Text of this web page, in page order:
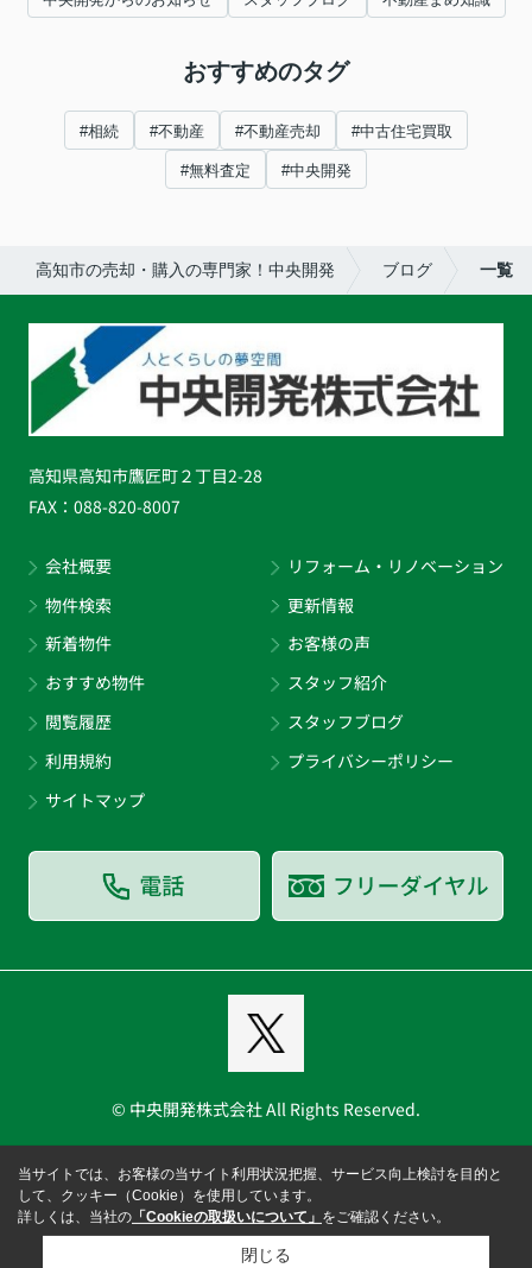
おすすめのタグ
#相続 #不動産 #不動産売却 #中古住宅買取
#無料査定 #中央開発
高知市の売却・購入の専門家！中央開発 ブログ 一覧
高知県高知市鷹匠町２丁目2-28
FAX： 088-820-8007
会社概要
物件検索
新着物件
おすすめ物件
閲覧履歴
利用規約
サイトマップ
リフォーム・リノベーション
更新情報
お客様の声
スタッフ紹介
スタッフブログ
プライバシーポリシー
© 中央開発株式会社 All Rights Reserved.
当サイトでは、お客様の当サイト利用状況把握、サービス向上検討を目的と
して、クッキー（Cookie）を使用しています。
詳しくは、当社の 「Cookieの取扱いについて」 をご確認ください。
閉じる